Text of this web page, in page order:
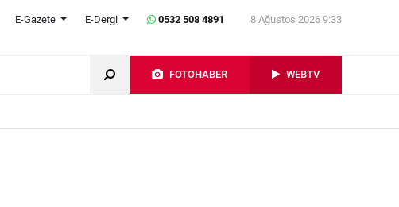
E-Gazete E-Dergi 0532 508 4891 8 Ağustos 2026 9:33
FOTOHABER WEBTV